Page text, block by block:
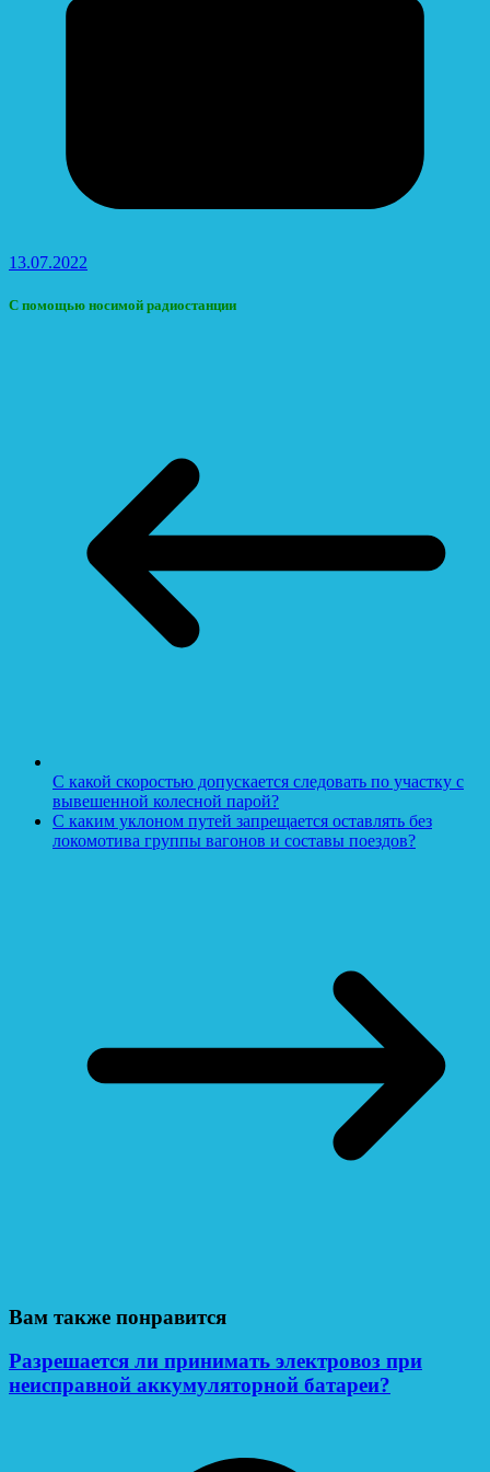
13.07.2022
С помощью носимой радиостанции
С какой скоростью допускается следовать по участку с
вывешенной колесной парой?
С каким уклоном путей запрещается оставлять без
локомотива группы вагонов и составы поездов?
Вам также понравится
Разрешается ли принимать электровоз при
неисправной аккумуляторной батареи?